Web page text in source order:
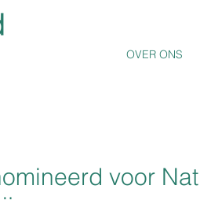
OVER ONS
voor